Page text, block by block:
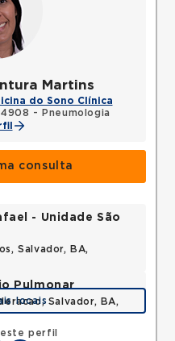
Martins
do Sono Clínica
- Pneumologia
consulta
perfil
- Unidade São
Salvador, BA,
Pulmonar
Salvador, BA,
locais